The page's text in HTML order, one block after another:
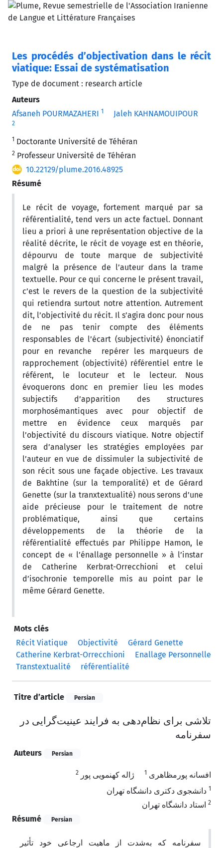
Les procédés d’objectivation dans le récit
viatique: Essai de systématisation
Type de document : research article
Auteurs
Afsaneh POURMAZAHERI 1 Jaleh KAHNAMOUIPOUR
2
1 Doctorante Université de Téhéran
2 Professeur Université de Téhéran
10.22129/plume.2016.48925
Résumé
Le récit de voyage, fortement marqué par sa
référentialité, tend vers un acte factuel. Donnant
lieu a priori à une représentation objective de la
réalité décrite, le récit de voyage est en théorie,
dépourvu de toute marque de subjectivité
malgré la présence de l’auteur dans la trame
textuelle. Pour ce qui concerne le présent travail,
c’est le revers de la question de la subjectivité
qui retiendra surtout notre attention. Autrement
dit, l’objectivité du récit. Il s’agira donc pour nous
de ne pas tenir compte des éléments
responsables de l’écart (subjectivité) énonciatif
pour en revanche repérer les marqueurs de
rapprochement (objectivité) référentiel entre le
référent, le locuteur et le lecteur. Nous
évoquerons donc en premier lieu les modes
subjectifs d’apparition des structures
morphosémantiques avec pour objectif de
mettre en évidence ceux marqués par
l’objectivité du discours viatique. Notre objectif
sera d’analyser les stratégies employées par
l’auteur en vue de dissimuler la subjectivité de
son récit sous une façade objective. Les travaux
de Bakhtine (sur la temporalité) et de Gérard
Genette (sur la tranxtextualité) nous serons d’une
aide précieuse pour le traitement de notre
problématique, ainsi que certains
développements de la théorie de la
référentialité effectués par Philippe Hamon, le
concept de « l’énallage personnelle » à l’instar
de Catherine Kerbrat-Orrecchioni et celui
d’isochronie temporelle mis au point par le
même Gérard Genette.
Mots clés
Récit Viatique
Objectivité
Gérard Genette
Catherine Kerbrat-Orrecchioni
Enallage Personnelle
Transtextualité
référentialité
Titre d’article Persian
تلاشی برای نظام‌‌دهی به فرایند عینیت‌گرایی در
سفرنامه
Auteurs Persian
افسانه پورمظاهری 1 ژاله کهنمویی پور 2
1 دانشجوی دکتری دانشگاه تهران
2 استاد دانشگاه تهران
Résumé
Persian
سفرنامه که به‌شدت از ماهیت ارجاعی خود تأثیر